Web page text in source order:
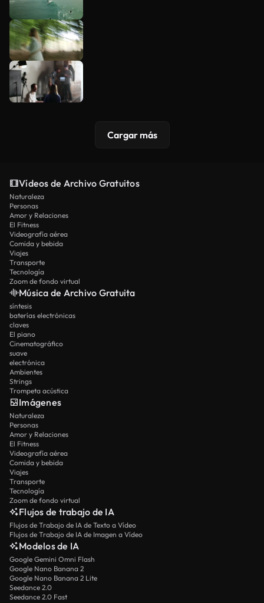
Cargar más
Vídeos de Archivo Gratuitos
Naturaleza
Personas
Amor y Relaciones
El Fitness
Videografía aérea
Comida y bebida
Viajes
Transporte
Tecnología
Zoom de fondo virtual
Música de Archivo Gratuita
síntesis
baterías electrónicas
claves
El piano
Cinematográfico
suave
electrónica
Ambientes
Strings
Trompeta acústica
Imágenes
Naturaleza
Personas
Amor y Relaciones
El Fitness
Videografía aérea
Comida y bebida
Viajes
Transporte
Tecnología
Zoom de fondo virtual
Flujos de trabajo de IA
Flujos de Trabajo de IA de Texto a Vídeo
Flujos de Trabajo de IA de Imagen a Vídeo
Modelos de IA
Google Gemini Omni Flash
Google Nano Banana 2
Google Nano Banana 2 Lite
Seedance 2.0
Seedance 2.0 Fast